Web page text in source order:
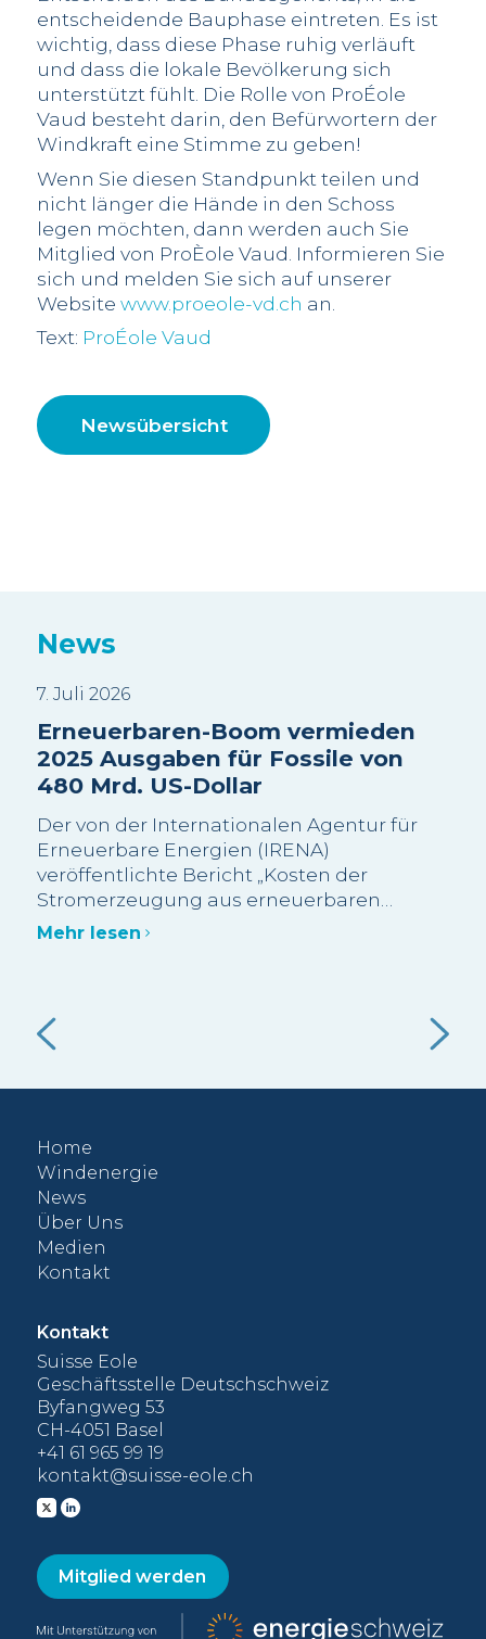
entscheidende Bauphase eintreten. Es ist
wichtig, dass diese Phase ruhig verläuft
und dass die lokale Bevölkerung sich
unterstützt fühlt. Die Rolle von ProÉole
Vaud besteht darin, den Befürwortern der
Windkraft eine Stimme zu geben!
Wenn Sie diesen Standpunkt teilen und
nicht länger die Hände in den Schoss
legen möchten, dann werden auch Sie
Mitglied von ProÈole Vaud. Informieren Sie
sich und melden Sie sich auf unserer
Website www.proeole-vd.ch an.
Text: ProÉole Vaud
Newsübersicht
News
7. Juli 2026
Erneuerbaren-Boom vermieden
2025 Ausgaben für Fossile von
480 Mrd. US-Dollar
Der von der Internationalen Agentur für
Erneuerbare Energien (IRENA)
veröffentlichte Bericht „Kosten der
Stromerzeugung aus erneuerbaren
Energien im Jahr 2025“ schätzt, dass mehr
als die kostengünstigste neue fossile
Alternative.
Mehr lesen
Home
Windenergie
News
Über Uns
Medien
Kontakt
Kontakt
Suisse Eole
Geschäftsstelle Deutschschweiz
Byfangweg 53
CH-4051 Basel
+41 61 965 99 19
kontakt@suisse-eole.ch
Mitglied werden